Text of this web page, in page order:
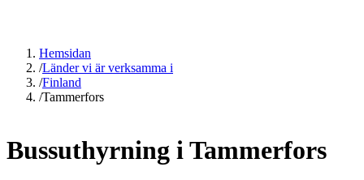
Hemsidan
/Länder vi är verksamma i
/Finland
/Tammerfors
Bussuthyrning i Tammerfors